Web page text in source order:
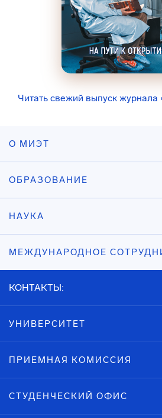
Читать свежий выпуск
О МИЭТ
ОБРАЗОВАНИЕ
НАУКА
МЕЖДУНАРОДНОЕ
КОНТАКТЫ:
УНИВЕРСИТЕТ
ПРИЕМНАЯ КОМИССИЯ
СТУДЕНЧЕСКИЙ ОФИС